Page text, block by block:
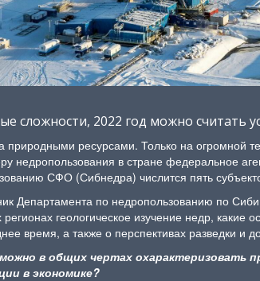
сложности, 2022 год можно
природными ресурсами. Только на огромной
недропользования в стране федеральное
СФО (Сибнедра) числится пять
Департамента по недропользованию по
регионах геологическое изучение недр,
время, а также о перспективах разведки и
можно в общих чертах
в экономике?